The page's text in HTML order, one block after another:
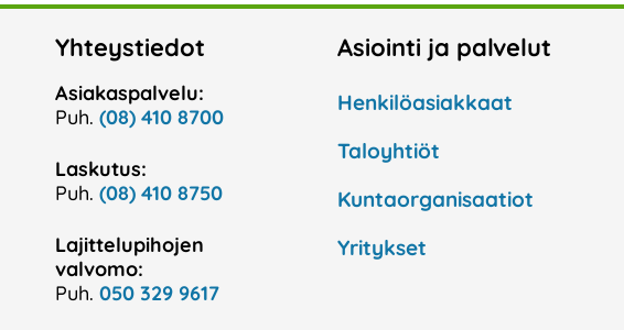
Yhteystiedot
Asiakaspalvelu:
Puh. (08) 410 8700
Laskutus:
Puh. (08) 410 8750
Lajittelupihojen
valvomo:
Puh. 050 329 9617
Asiointi ja palvelut
Henkilöasiakkaat
Taloyhtiöt
Kuntaorganisaatiot
Yritykset